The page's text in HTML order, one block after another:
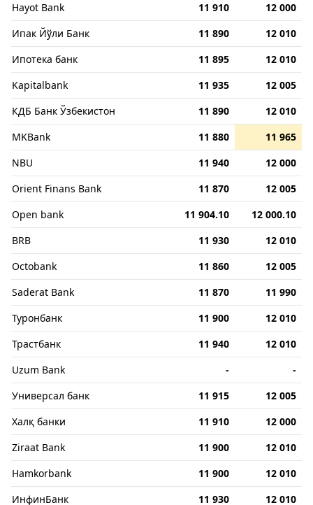
Hayot Bank
11 910
12 000
Ипак Йўли Банк
11 890
12 010
Ипотека банк
11 895
12 010
Kapitalbank
11 935
12 005
КДБ Банк Ўзбекистон
11 890
12 010
MKBank
11 880
11 965
NBU
11 940
12 000
Orient Finans Bank
11 870
12 005
Open bank
11 904.10
12 000.10
BRB
11 930
12 010
Octobank
11 860
12 005
Saderat Bank
11 870
11 990
Туронбанк
11 900
12 010
Трастбанк
11 940
12 010
Uzum Bank
-
-
Универсал банк
11 915
12 005
Халқ банки
11 910
12 000
Ziraat Bank
11 900
12 010
Hamkorbank
11 900
12 010
ИнфинБанк
11 930
12 010